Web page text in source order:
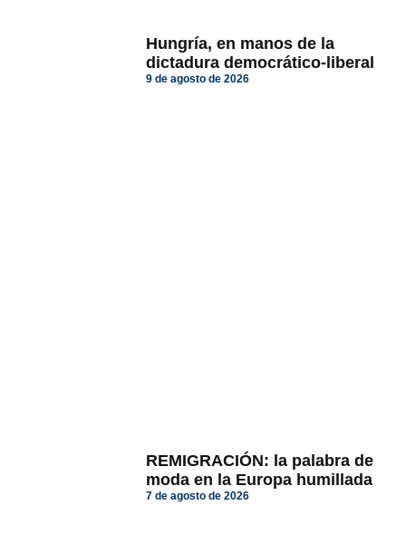
Hungría, en manos de la
dictadura democrático-liberal
9 de agosto de 2026
REMIGRACIÓN: la palabra de
moda en la Europa humillada
7 de agosto de 2026